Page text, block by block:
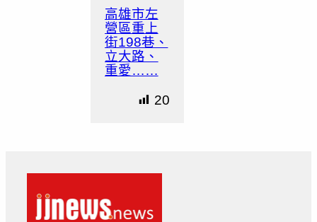
高雄市左
營區重上
街198巷、
立大路、
重愛……
20